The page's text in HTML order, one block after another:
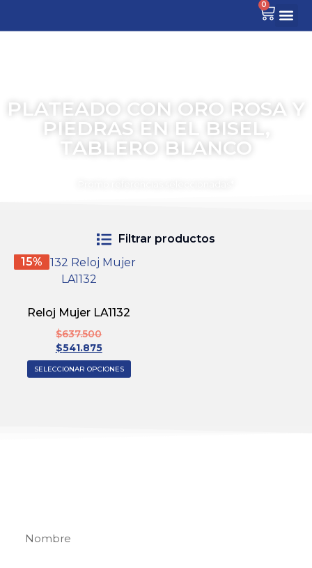
0
PLATEADO CON ORO ROSA Y
PIEDRAS EN EL BISEL,
TABLERO BLANCO
Filtrar productos
15%
Reloj Mujer LA1132
$637.500
$541.875
SELECCIONAR OPCIONES